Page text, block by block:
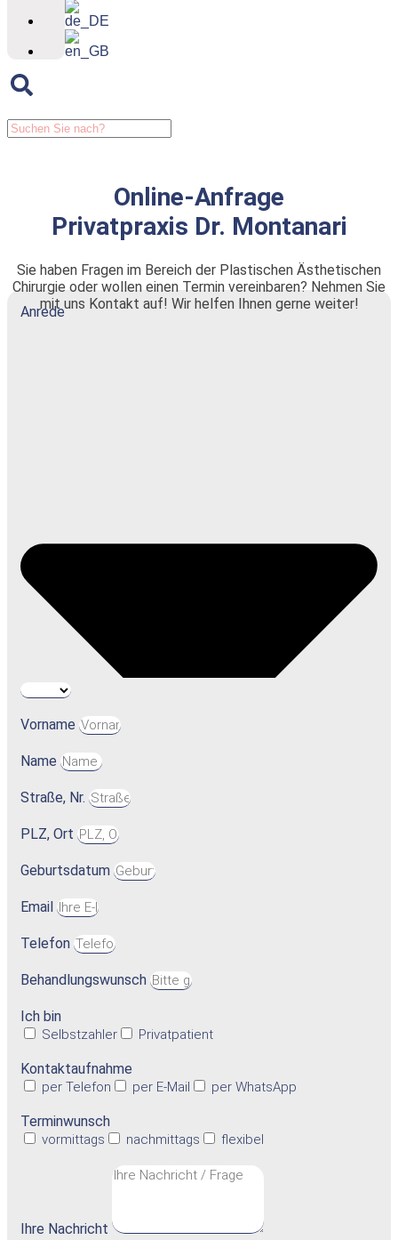
Online-Anfrage
Privatpraxis Dr. Montanari
Sie haben Fragen im Bereich der Plastischen Ästhetischen
Chirurgie oder wollen einen Termin vereinbaren? Nehmen Sie
mit uns Kontakt auf! Wir helfen Ihnen gerne weiter!
Anrede
Vorname
Name
Straße, Nr.
PLZ, Ort
Geburtsdatum
Email
Telefon
Behandlungswunsch
Ich bin
Selbstzahler Privatpatient
Kontaktaufnahme
per Telefon per E-Mail per WhatsApp
Terminwunsch
vormittags nachmittags flexibel
Ihre Nachricht